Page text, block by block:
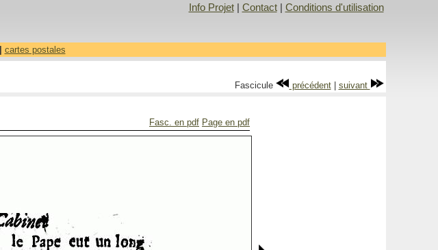
Info Projet| Contact| Conditions d'utilisation
cartes postales
Fascicule précédent| suivant
Fasc. en pdf Page en pdf